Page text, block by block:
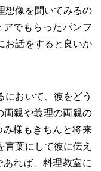
想像を聞いてみるの
でもらったパンフ
お話をすると良いか
において、彼をどう
両親や義理の両親の
様もきちんと将来
言葉にして彼に伝え
れば、料理教室に